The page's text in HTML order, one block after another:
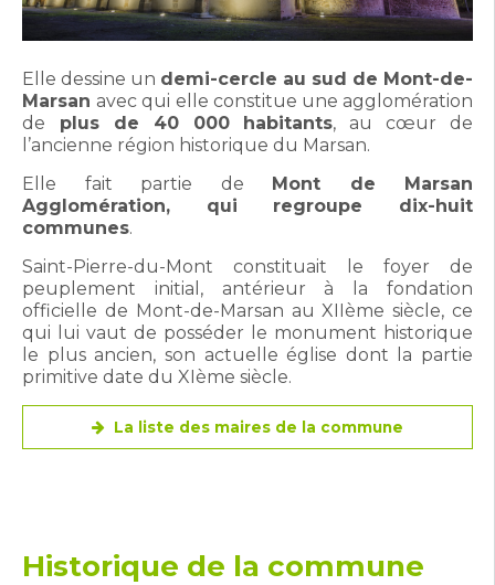
Elle dessine un demi-cercle au sud de Mont-de-
Marsanavec qui elle constitue une agglomération
de plus de 40 000 habitants, au cœur de
l’ancienne région historique du Marsan.
Elle fait partie de Mont de Marsan
Agglomération, qui regroupe dix-huit
communes.
Saint-Pierre-du-Mont constituait le foyer de
peuplement initial, antérieur à la fondation
officielle de Mont-de-Marsan au XIIème siècle, ce
qui lui vaut de posséder le monument historique
le plus ancien, son actuelle église dont la partie
primitive date du XIème siècle.
La liste des maires de la commune
Historique de la commune